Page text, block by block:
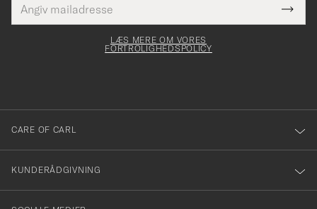
mailadresse
skal
Tack
för
dig
till
vårt
nyhetsbrev!
LÆS MERE OM VORES
FORTROLIGHEDSPOLICY
CARE OF CARL
KUNDERÅDGIVNING